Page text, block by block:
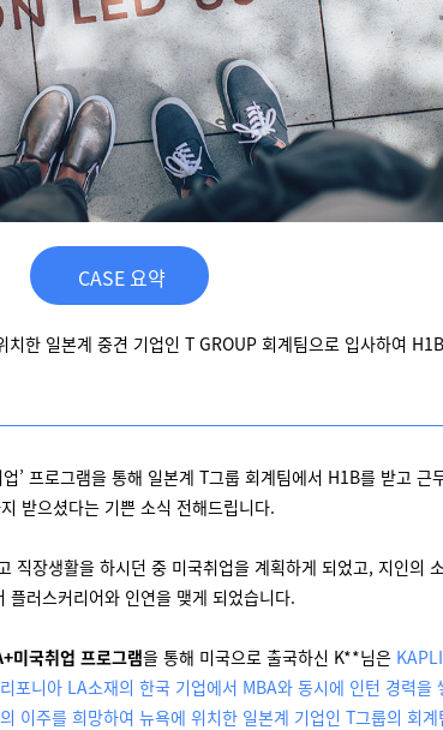
CASE 요약
치한 일본계 중견 기업인 T GROUP 회계팀으로 입사하여
’ 프로그램을 통해 일본계 T그룹 회계팀에서 H1B를 받고 근
받으셨다는 기쁜 소식 전해드립니다.
직장생활을 하시던 중 미국취업을 계획하게 되었고, 지인의
플러스커리어와 인연을 맺게 되었습니다.
미국취업 프로그램을 통해 미국으로 출국하신 K**님은
포니아 LA소재의 한국 기업에서 MBA와 동시에 인턴 경력을
이주를 희망하여 뉴욕에 위치한 일본계 기업인 T그룹의 회계